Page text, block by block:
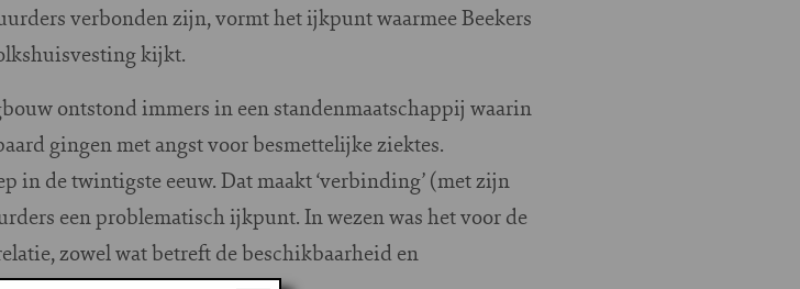
verbonden zijn, vormt het ijkpunt waarmee Beekers
kijkt.
ontstond immers in een standenmaatschappij waarin
gingen met angst voor besmettelijke ziektes.
de twintigste eeuw. Dat maakt ‘verbinding’ (met zijn
een problematisch ijkpunt. In wezen was het voor de
zowel wat betreft de beschikbaarheid en